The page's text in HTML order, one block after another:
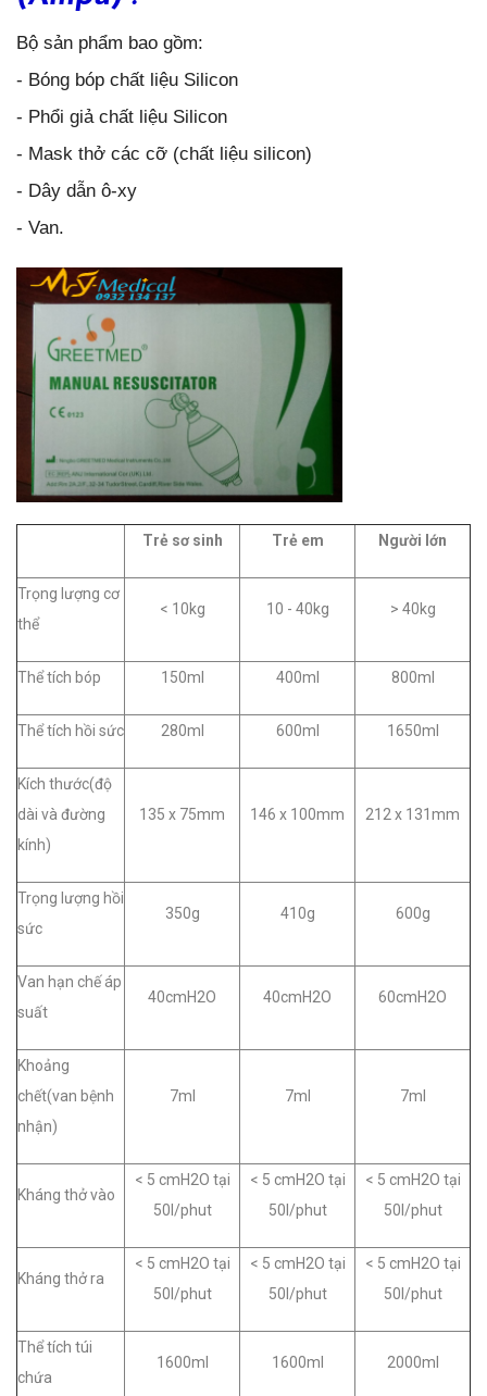
Bộ sản phẩm bao gồm:
- Bóng bóp chất liệu Silicon
- Phổi giả chất liệu Silicon
- Mask thở các cỡ (chất liệu silicon)
- Dây dẫn ô-xy
- Van.
Trẻ sơ sinh Trẻ em Người lớn
Trọng lượng cơ
thể
< 10kg 10 - 40kg > 40kg
Thể tích bóp 150ml 400ml 800ml
Thể tích hồi sức 280ml 600ml 1650ml
Kích thước(độ
dài và đường
kính)
135 x 75mm 146 x 100mm 212 x 131mm
Trọng lượng hồi
sức
350g 410g 600g
Van hạn chế áp
suất
40cmH2O 40cmH2O 60cmH2O
Khoảng
chết(van bệnh
nhận)
7ml 7ml 7ml
Kháng thở vào
< 5 cmH2O tại
50l/phut
< 5 cmH2O tại
50l/phut
< 5 cmH2O tại
50l/phut
Kháng thở ra
< 5 cmH2O tại
50l/phut
< 5 cmH2O tại
50l/phut
< 5 cmH2O tại
50l/phut
Thể tích túi
chứa
1600ml 1600ml 2000ml